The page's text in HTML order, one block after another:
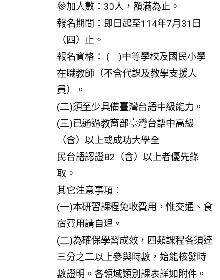
參加人數：30人，額滿為止。
報名期間：即日起至114年7月31日
（四）止。
報名資格： (一)中等學校及國民小學
在職教師（不含代課及教學支援人
員）。
(二)須至少具備臺灣台語中級能力。
(三)已通過教育部臺灣台語中高級
（含）以上或成功大學全
民台語認證B2（含）以上者優先錄
取。
其它注意事項：
(一)本研習課程免收費用，惟交通、食
宿費用請自理。
(二)為確保學習成效，四類課程各須達
三分之二以上參與時數，始能核發時
數證明。各領域類別課表詳如附件。